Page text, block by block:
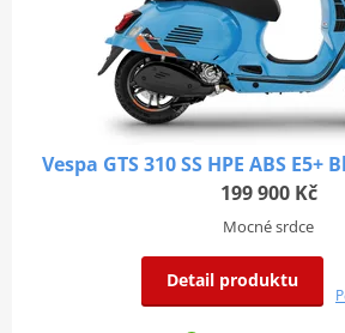
Vespa GTS 310 SS HPE ABS E5+
199 900 Kč
Mocné srdce
Detail produktu